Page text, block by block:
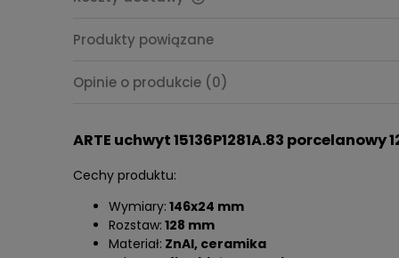
Cena nie zawiera ewentualnych
Produkty powiązane
Opinie o produkcie (0)
ARTE uchwyt 15136P1281A.83 porcelanowy
Cechy produktu:
Wymiary: 146x24 mm
Rozstaw: 128 mm
Materiał: ZnAl, ceramika